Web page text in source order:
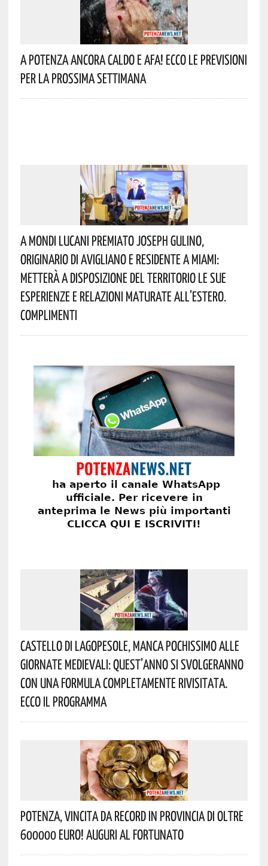
A Potenza Ancora Caldo E Afa! Ecco Le Previsioni
Per La Prossima Settimana
A Mondi Lucani Premiato Joseph Gulino,
Originario Di Avigliano E Residente A Miami:
Metterà A Disposizione Del Territorio Le Sue
Esperienze E Relazioni Maturate All’estero.
Complimenti
Castello Di Lagopesole, Manca Pochissimo Alle
Giornate Medievali: Quest’anno Si Svolgeranno
Con Una Formula Completamente Rivisitata.
Ecco Il Programma
Potenza, Vincita Da Record In Provincia Di Oltre
600000 Euro! Auguri Al Fortunato